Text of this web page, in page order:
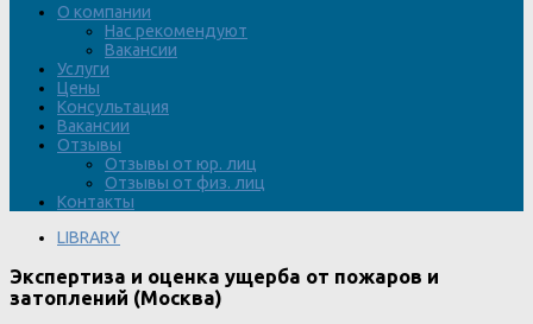
О компании
Нас рекомендуют
Вакансии
Услуги
Цены
Консультация
Вакансии
Отзывы
Отзывы от юр. лиц
Отзывы от физ. лиц
Контакты
LIBRARY
Экспертиза и оценка ущерба от пожаров и
затоплений (Москва)